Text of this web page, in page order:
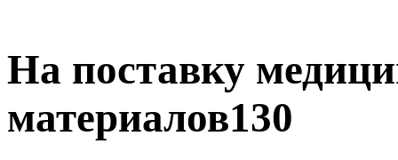
На поставку
материалов130